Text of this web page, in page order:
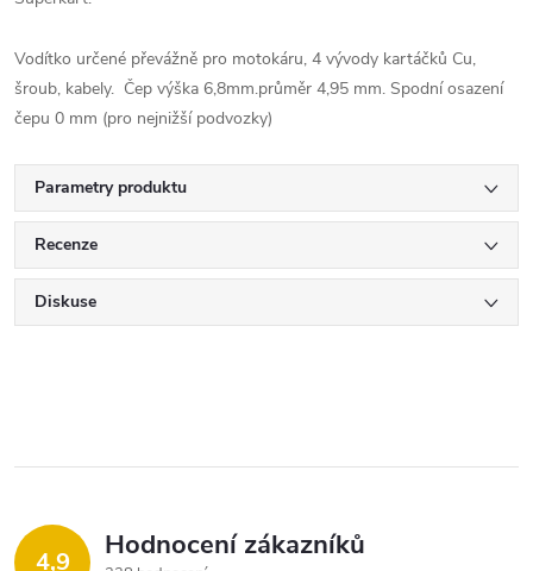
Vodítko určené převážně pro motokáru, 4 vývody kartáčků Cu,
šroub, kabely. Čep výška 6,8mm.průměr 4,95 mm. Spodní osazení
čepu 0 mm (pro nejnižší podvozky)
Parametry produktu
Recenze
Diskuse
4,9 Hodnocení zákazníků